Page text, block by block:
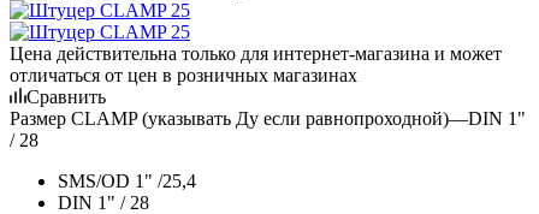
Цена действительна только для интернет-магазина и может
отличаться от цен в розничных магазинах
Сравнить
Размер CLAMP (указывать Ду если равнопроходной)—DIN 1"
/ 28
SMS/OD 1" /25,4
DIN 1" / 28